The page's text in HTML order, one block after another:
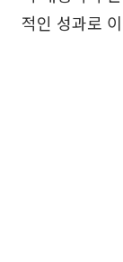
적인 성과로